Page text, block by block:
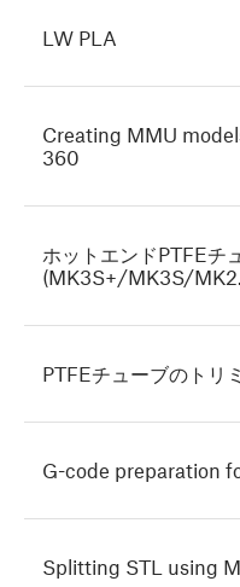
LW PLA
Creating MMU
360
ホットエンドPTFEチ
(MK3S+/MK3S/
PTFEチューブのトリ
G-code preparation
Splitting STL using